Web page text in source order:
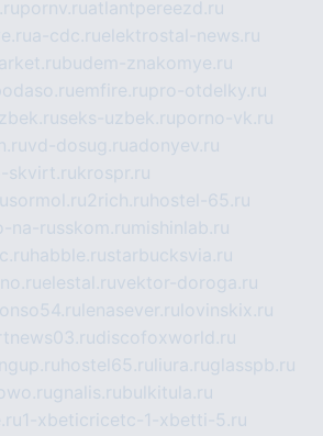
pornv.ruatlantpereezd.ru
a-cdc.ruelektrostal-news.ru
budem-znakomye.ru
emfire.rupro-otdelky.ru
seks-uzbek.ruporno-vk.ru
vd-dosug.ruadonyev.ru
skvirt.rukrospr.ru
sormol.ru2rich.ru hostel-65.ru
na-russkom.ru mishinlab.ru
habble.rustarbucksvia.ru
elestal.ruvektor-doroga.ru
lenasever.ru lovinskix.ru
discofoxworld.ru
hostel65.ru liura.ruglasspb.ru
gnalis.rubulkitula.ru
1-xbeticricetc-1-xbetti-5.ru